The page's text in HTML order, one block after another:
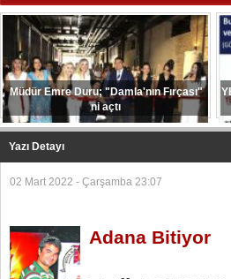
Müdür Emre Duru; "Damla'nın Fırçası"
ni açtı
Yazı Detayı
02 Mart 2022 - Çarşamba 23:07
Adana Bitiyor